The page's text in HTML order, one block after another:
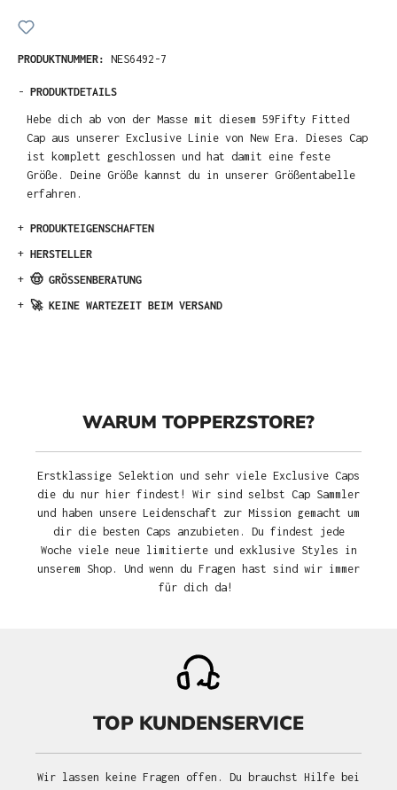
PRODUKTNUMMER: NES6492-7
- PRODUKTDETAILS
Hebe dich ab von der Masse mit diesem 59Fifty Fitted
Cap aus unserer Exclusive Linie von New Era. Dieses Cap
ist komplett geschlossen und hat damit eine feste
Größe. Deine Größe kannst du in unserer Größentabelle
erfahren.
+ PRODUKTEIGENSCHAFTEN
+ HERSTELLER
+ 🤠 GRÖSSENBERATUNG
+ 🚀 KEINE WARTEZEIT BEIM VERSAND
WARUM TOPPERZSTORE?
Erstklassige Selektion und sehr viele Exclusive Caps
die du nur hier findest! Wir sind selbst Cap Sammler
und haben unsere Leidenschaft zur Mission gemacht um
dir die besten Caps anzubieten. Du findest jede
Woche viele neue limitierte und exklusive Styles in
unserem Shop. Und wenn du Fragen hast sind wir immer
für dich da!
TOP KUNDENSERVICE
Wir lassen keine Fragen offen. Du brauchst Hilfe bei